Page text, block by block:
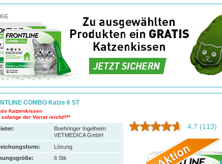
COMBO Katze 6 ST
Katzenkissen
solange der Vorrat reicht!!**
4.7 (113)
Boehringer Ingelheim
VETMEDICA GmbH
Lösung
6 Stk